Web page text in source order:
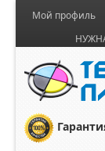
Мой профиль